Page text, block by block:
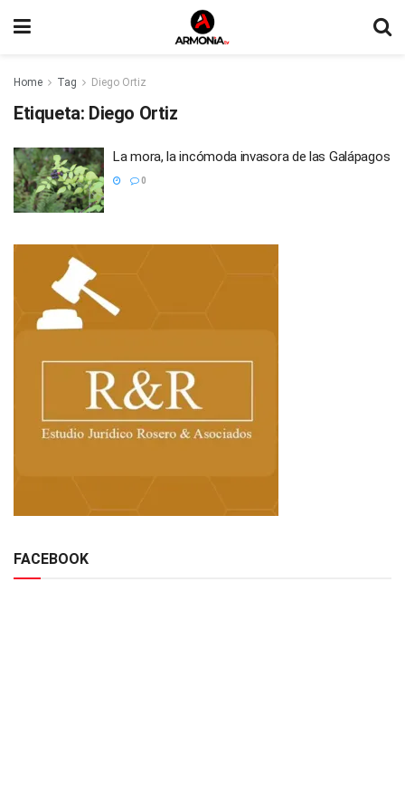
Home Tag Diego Ortiz
Etiqueta: Diego Ortiz
La mora, la incómoda invasora de las Galápagos
0
FACEBOOK